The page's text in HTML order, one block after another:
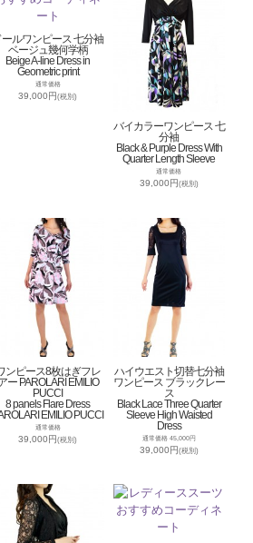
ールワンピース 七分袖
ベージュ幾何学柄
Beige A-line Dress in
Geometric print
通常価格
39,000円(税別)
バイカラーワンピース 七
分袖
Black & Purple Dress With
Quarter Length Sleeve
通常価格
39,000円(税別)
ンピース8枚はぎフレ
ー PAROLARI EMILIO
PUCCI
8 panels Flare Dress
EMILIO PUCCI
通常価格
39,000円(税別)
ハイウエスト切替七分袖
ワンピース ブラックレー
ス
Black Lace Three Quarter
Sleeve High Waisted
Dress
通常価格 45,000円
39,000円(税別)